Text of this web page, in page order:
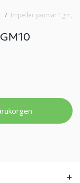
Impeller yanmar